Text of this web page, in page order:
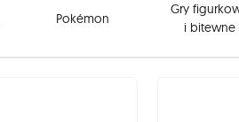
Pokémon
Gry
i bitewne